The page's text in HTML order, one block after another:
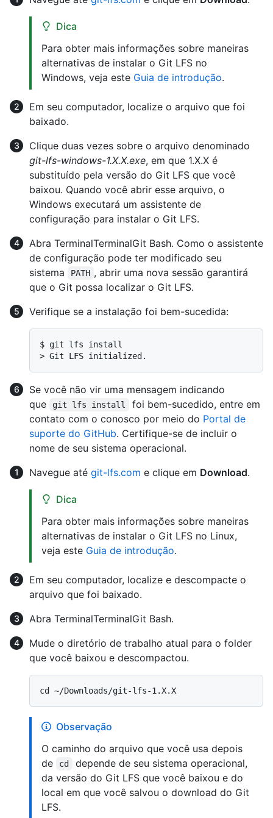
Dica
Para obter mais informações sobre maneiras
alternativas de instalar o Git LFS no
Windows, veja este Guia de introdução.
Em seu computador, localize o arquivo que foi
baixado.
Clique duas vezes sobre o arquivo denominado
git-lfs-windows-1.X.X.exe, em que 1.X.X é
substituído pela versão do Git LFS que você
baixou. Quando você abrir esse arquivo, o
Windows executará um assistente de
configuração para instalar o Git LFS.
Abra TerminalTerminalGit Bash. Como o assistente
de configuração pode ter modificado seu
sistema
PATH , abrir uma nova sessão garantirá
que o Git possa localizar o Git LFS.
Verifique se a instalação foi bem-sucedida:
$ git lfs install
> Git LFS initialized.
Se você não vir uma mensagem indicando
que
git lfs install
foi bem-sucedido, entre em
contato com o conosco por meio do Portal de
suporte do GitHub. Certifique-se de incluir o
nome de seu sistema operacional.
Navegue até git-lfs.com e clique em Download.
Dica
Para obter mais informações sobre maneiras
alternativas de instalar o Git LFS no Linux,
veja este Guia de introdução.
Em seu computador, localize e descompacte o
arquivo que foi baixado.
Abra TerminalTerminalGit Bash.
Mude o diretório de trabalho atual para o folder
que você baixou e descompactou.
Observação
O caminho do arquivo que você usa depois
de
cd
depende de seu sistema operacional,
da versão do Git LFS que você baixou e do
local em que você salvou o download do Git
LFS.